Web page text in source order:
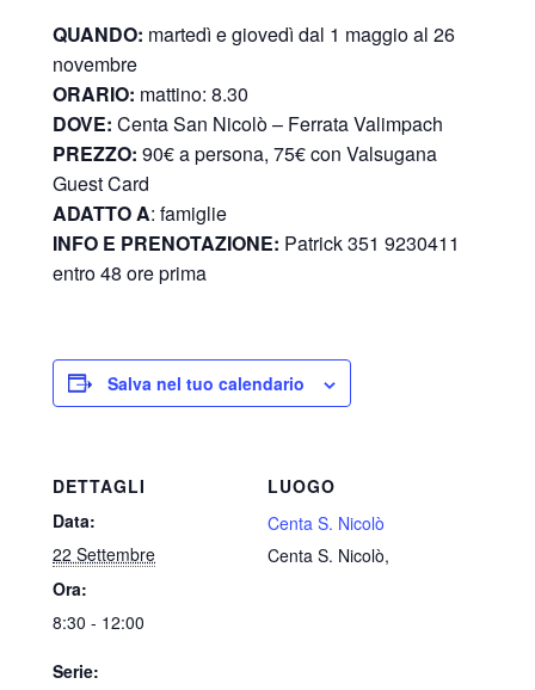
QUANDO: martedì e giovedì dal 1 maggio al 26
novembre
ORARIO: mattino: 8.30
DOVE: Centa San Nicolò – Ferrata Valimpach
PREZZO: 90€ a persona, 75€ con Valsugana
Guest Card
ADATTO A: famiglie
INFO E PRENOTAZIONE: Patrick 351 9230411
entro 48 ore prima
Salva nel tuo calendario
DETTAGLI
Data:
22 Settembre
Ora:
8:30 - 12:00
Serie:
LUOGO
Centa S. Nicolò
Centa S. Nicolò,